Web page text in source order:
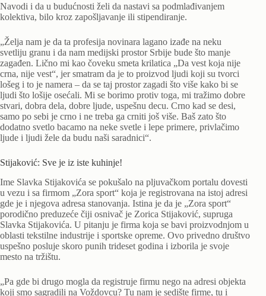
Navodi i da u budućnosti želi da nastavi sa podmlađivanjem
kolektiva, bilo kroz zapošljavanje ili stipendiranje.
„Želja nam je da ta profesija novinara lagano izađe na neku
svetliju granu i da nam medijski prostor Srbije bude što manje
zagađen. Lično mi kao čoveku smeta krilatica „Da vest koja nije
crna, nije vest“, jer smatram da je to proizvod ljudi koji su tvorci
lošeg i to je namera – da se taj prostor zagadi što više kako bi se
ljudi što lošije osećali. Mi se borimo protiv toga, mi tražimo dobre
stvari, dobra dela, dobre ljude, uspešnu decu. Crno kad se desi,
samo po sebi je crno i ne treba ga crniti još više. Baš zato što
dodatno svetlo bacamo na neke svetle i lepe primere, privlačimo
ljude i ljudi žele da budu naši saradnici“.
Stijaković: Sve je iz iste kuhinje!
Ime Slavka Stijakovića se pokušalo na pljuvačkom portalu dovesti
u vezu i sa firmom „Zora sport“ koja je registrovana na istoj adresi
gde je i njegova adresa stanovanja. Istina je da je „Zora sport“
porodično preduzeće čiji osnivač je Zorica Stijaković, supruga
Slavka Stijakovića. U pitanju je firma koja se bavi proizvodnjom u
oblasti tekstilne industrije i sportske opreme. Ovo privedno društvo
uspešno posluje skoro punih trideset godina i izborila je svoje
mesto na tržištu.
„Pa gde bi drugo mogla da registruje firmu nego na adresi objekta
koji smo sagradili na Voždovcu? Tu nam je sedište firme, tu i